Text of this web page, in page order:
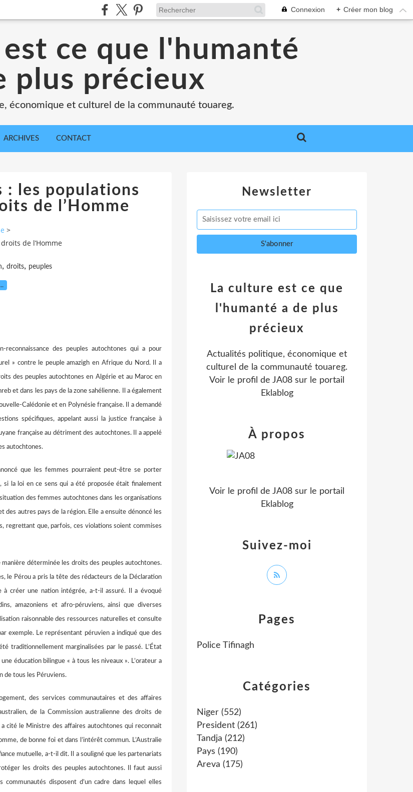
Connexion + Créer mon blog
ce que l'humanté
plus précieux
économique et culturel de la communauté touareg.
ARCHIVES CONTACT
: les populations
de l’Homme
>
de l’Homme
, droits, peuples
des peuples autochtones qui a pour
» contre le peuple amazigh en Afrique du Nord. Il a
des peuples autochtones en Algérie et au Maroc en
et dans les pays de la zone sahélienne. Il a également
Calédonie et en Polynésie française. Il a demandé
spécifiques, appelant aussi la justice française à
française au détriment des autochtones. Il a appelé
autochtones.
que les femmes pourraient peut-être se porter
si la loi en ce sens qui a été proposée était finalement
des femmes autochtones dans les organisations
autres pays de la région. Elle a ensuite dénoncé les
regrettant que, parfois, ces violations soient commises
déterminée les droits des peuples autochtones.
le Pérou a pris la tête des rédacteurs de la Déclaration
créer une nation intégrée, a-t-il assuré. Il a évoqué
amazoniens et afro-péruviens, ainsi que diverses
raisonnable des ressources naturelles et consulte
exemple. Le représentant péruvien a indiqué que des
traditionnellement marginalisées par le passé. L’État
éducation bilingue « à tous les niveaux ». L’orateur a
de tous les Péruviens.
des services communautaires et des affaires
de la Commission australienne des droits de
a cité le Ministre des affaires autochtones qui reconnait
de bonne foi et dans l’intérêt commun. L’Australie
mutuelle, a-t-il dit. Il a souligné que les partenariats
les droits des peuples autochtones. Il faut aussi
disposent d’un cadre dans lequel elles
Newsletter
Catégories
Niger (552)
President (261)
Tandja (212)
Pays (190)
Areva (175)
Pages
Police Tifinagh
La culture est ce que
l'humanté a de plus
précieux
Actualités politique, économique et
culturel de la communauté touareg.
Voir le profil de JA08 sur le portail
Eklablog
Suivez-moi
À propos
Voir le profil de JA08 sur le portail
Eklablog